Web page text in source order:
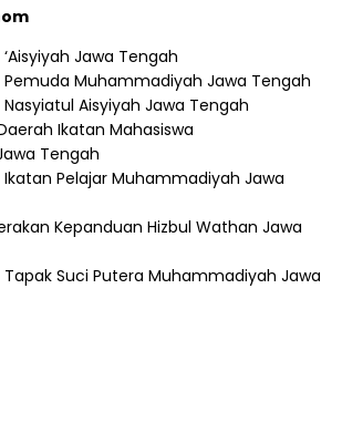
Jawa Tengah
Pemuda Muhammadiyah Jawa Tengah
Aisyiyah Jawa Tengah
Ikatan Mahasiswa
Tengah
Pelajar Muhammadiyah Jawa
Kepanduan Hizbul Wathan Jawa
Suci Putera Muhammadiyah Jawa